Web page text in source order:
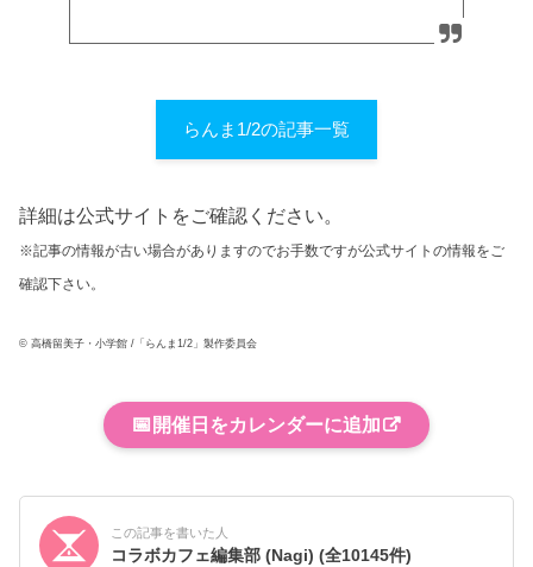
らんま1/2の記事一覧
詳細は公式サイトをご確認ください。
※記事の情報が古い場合がありますのでお手数ですが公式サイトの情報をご
確認下さい。
© 高橋留美子・小学館 /「らんま1/2」製作委員会
📅 開催日をカレンダーに追加
この記事を書いた人
コラボカフェ編集部 (Nagi)(全10145件)